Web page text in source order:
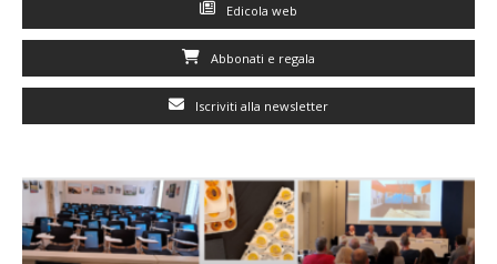
Edicola web
Abbonati e regala
Iscriviti alla newsletter